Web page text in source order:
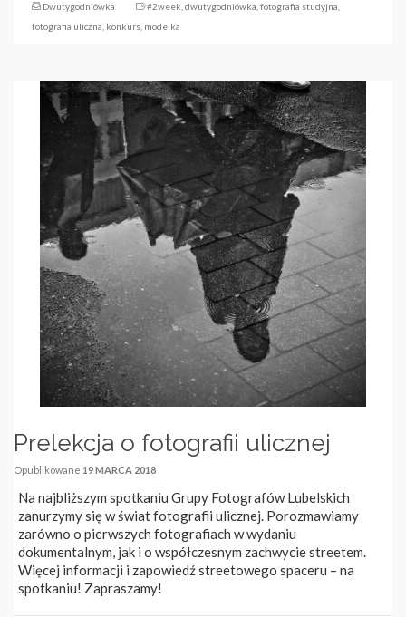
Dwutygodniówka #2week dwutygodniówka fotografia studyjna
fotografia uliczna konkurs modelka
Prelekcja o fotografii ulicznej
Opublikowane 19 MARCA 2018
Na najbliższym spotkaniu Grupy Fotografów Lubelskich
zanurzymy się w świat fotografii ulicznej. Porozmawiamy
zarówno o pierwszych fotografiach w wydaniu
dokumentalnym, jak i o współczesnym zachwycie streetem.
Więcej informacji i zapowiedź streetowego spaceru – na
spotkaniu! Zapraszamy!